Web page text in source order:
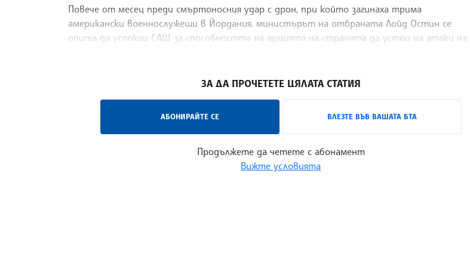
Повече от месец преди смъртоносния удар с дрон, при който загинаха трима
американски военнослужещи в Йордания, министърът на отбраната Лойд Остин се
опита да успокои САЩ за способността на армията на страната да устои на атаки на
ЗА ДА ПРОЧЕТЕТЕ ЦЯЛАТА СТАТИЯ
АБОНИРАЙТЕ СЕ ВЛЕЗТЕ ВЪВ ВАШАТА БТА
Продължете да четете с абонамент
Вижте условията